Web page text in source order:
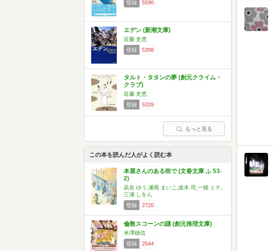
登録
5590
エデン (新潮文庫)
近藤 史恵
登録
5398
タルト・タタンの夢 (創元クライム・
クラブ)
近藤 史恵
登録
5339
もっと見る
この本を読んだ人がよく読む本
本屋さんのある街で (文春文庫 ふ 53-
2)
凪良 ゆう,瀬尾 まいこ,坂木 司,一穂 ミチ,
三浦 しをん
登録
2720
倫敦スコーンの謎 (創元推理文庫)
米澤穂信
登録
2544